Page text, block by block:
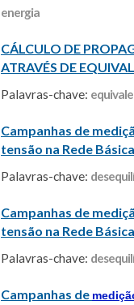
energia
CÁLCULO DE
ATRAVÉS DE
Palavras-chave:
Campanhas de
tensão na Rede
Palavras-chave:
Campanhas de
tensão na Rede
Palavras-chave:
Campanhas de